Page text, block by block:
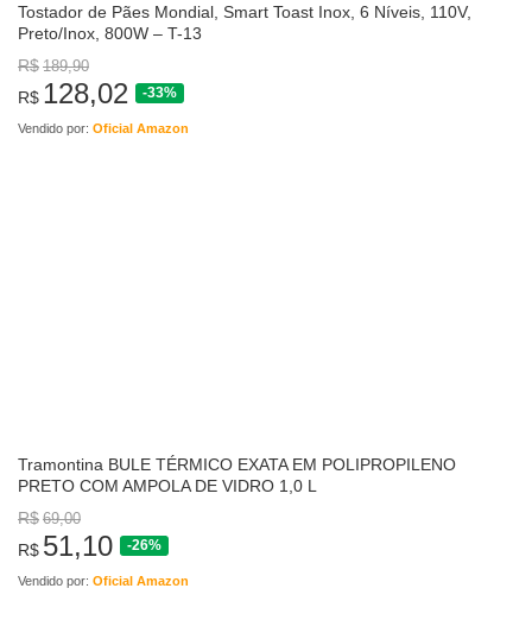
Tostador de Pães Mondial, Smart Toast Inox, 6 Níveis, 110V,
Preto/Inox, 800W – T-13
R$ 189,90
R$ 128,02 -33%
Vendido por: Oficial Amazon
Tramontina BULE TÉRMICO EXATA EM POLIPROPILENO
PRETO COM AMPOLA DE VIDRO 1,0 L
R$ 69,00
R$ 51,10 -26%
Vendido por: Oficial Amazon